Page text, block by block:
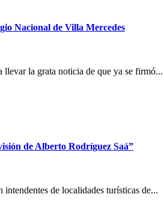
Nacional de Villa Mercedes
la grata noticia de que ya se firmó...
de Alberto Rodríguez Saá”
de localidades turísticas de...